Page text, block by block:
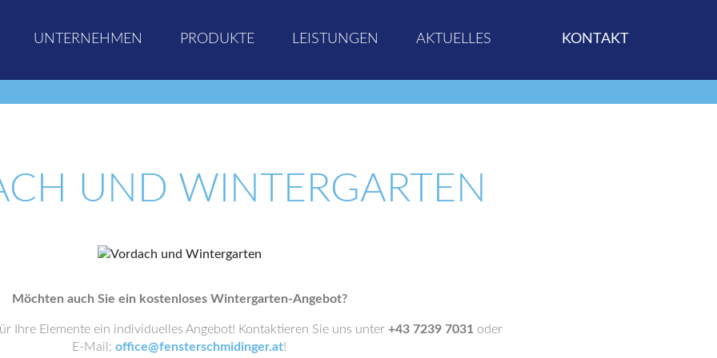
UNTERNEHMEN PRODUKTE LEISTUNGEN AKTUELLES KONTAKT
UND WINTERGARTEN
Möchten auch Sie ein kostenloses Wintergarten-Angebot?
Ihre Elemente ein individuelles Angebot! Kontaktieren Sie uns unter +43 7239 7031 oder
E-Mail: office@fensterschmidinger.at!